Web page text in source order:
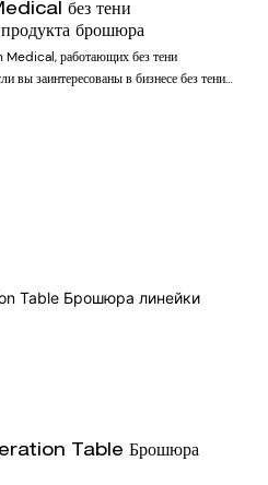
без тени
продукта брошюра
работающих без тени
вы заинтересованы в бизнесе без тени
рынка, вы можете скачать его для
Table Брошюра